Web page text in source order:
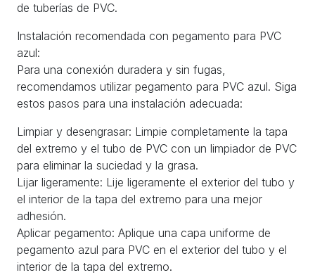
de tuberías de PVC.
Instalación recomendada con pegamento para PVC
azul:
Para una conexión duradera y sin fugas,
recomendamos utilizar pegamento para PVC azul. Siga
estos pasos para una instalación adecuada:
Limpiar y desengrasar: Limpie completamente la tapa
del extremo y el tubo de PVC con un limpiador de PVC
para eliminar la suciedad y la grasa.
Lijar ligeramente: Lije ligeramente el exterior del tubo y
el interior de la tapa del extremo para una mejor
adhesión.
Aplicar pegamento: Aplique una capa uniforme de
pegamento azul para PVC en el exterior del tubo y el
interior de la tapa del extremo.